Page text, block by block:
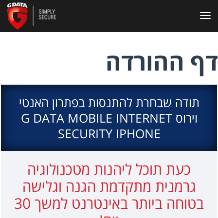
תפריט
ההורדה
תודה שבחרת להתנסות בפתרון האנטי
וירוס G DATA MOBILE INTERNET
SECURITY IPHONE
כעת תוכל ליהנות מטכנולוגיה
גרמנית מתקדמת הגנה וגלישה
בטוחה ביותר באינטרנט למשך 30